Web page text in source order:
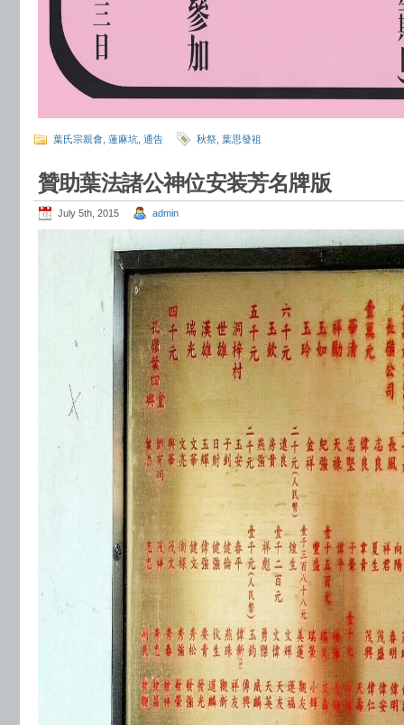
葉氏宗親會 蓮麻坑 通告 秋祭 葉思發祖
贊助葉法諸公神位安装芳名牌版
July 5th, 2015 admin